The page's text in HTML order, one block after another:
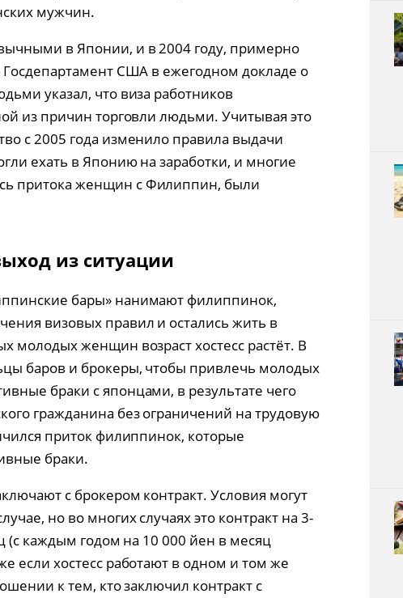
мужчин.
в Японии, и в 2004 году, примерно
Госдепартамент США в ежегодном докладе о
указал, что виза работников
из причин торговли людьми. Учитывая это
с 2005 года изменило правила выдачи
ехать в Японию на заработки, и многие
притока женщин с Филиппин, были
из ситуации
бары» нанимают филиппинок,
визовых правил и остались жить в
молодых женщин возраст хостесс растёт. В
баров и брокеры, чтобы привлечь молодых
браки с японцами, в результате чего
гражданина без ограничений на трудовую
приток филиппинок, которые
браки.
с брокером контракт. Условия могут
но во многих случаях это контракт на 3-
(с каждым годом на 10 000 йен в месяц
если хостесс работают в одном и том же
к тем, кто заключил контракт с